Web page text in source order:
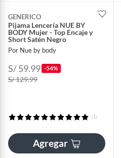
GENERICO
Pijama Lencería NUE BY
BODY Mujer - Top Encaje y
Short Satén Negro
Por Nue by body
S/ 59.99 -54%
S/ 129.99
(1)
Agregar